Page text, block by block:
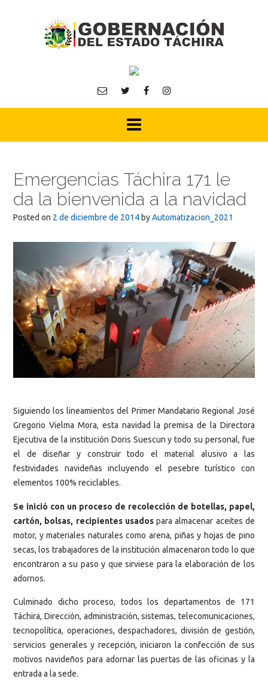
Emergencias Táchira 171 le
da la bienvenida a la navidad
Posted on 2 de diciembre de 2014 byAutomatizacion_2021
Siguiendo los lineamientos del Primer Mandatario Regional José
Gregorio Vielma Mora, esta navidad la premisa de la Directora
Ejecutiva de la institución Doris Suescun y todo su personal, fue
el de diseñar y construir todo el material alusivo a las
festividades navideñas incluyendo el pesebre turístico con
elementos 100% reciclables.
Se inició con un proceso de recolección de botellas, papel,
cartón, bolsas, recipientes usadospara almacenar aceites de
motor, y materiales naturales como arena, piñas y hojas de pino
secas, los trabajadores de la institución almacenaron todo lo que
encontraron a su paso y que sirviese para la elaboración de los
adornos.
Culminado dicho proceso, todos los departamentos de 171
Táchira, Dirección, administración, sistemas, telecomunicaciones,
tecnopolítica, operaciones, despachadores, división de gestión,
servicios generales y recepción, iniciaron la confección de sus
motivos navideños para adornar las puertas de las oficinas y la
entrada a la sede.